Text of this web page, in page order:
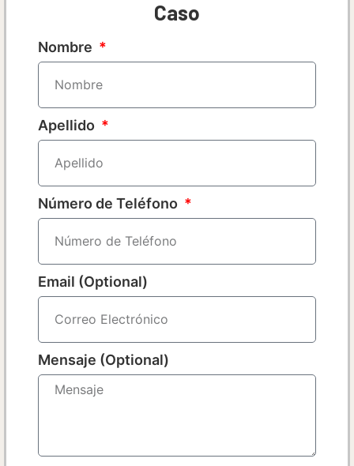
Caso
Nombre
Apellido
Número de Teléfono
Email (Optional)
Mensaje (Optional)